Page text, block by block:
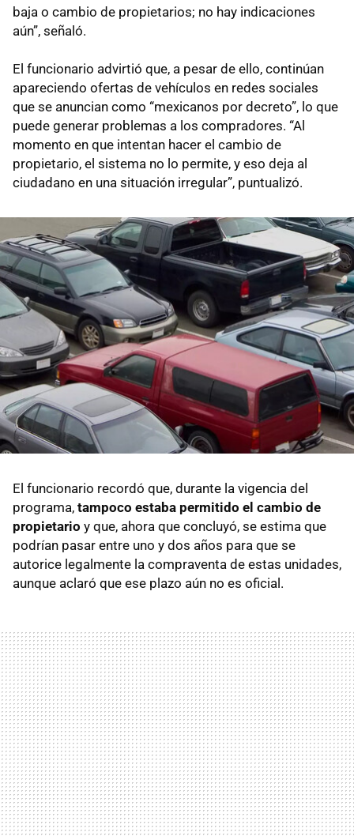
baja o cambio de propietarios; no hay indicaciones
aún”, señaló.
El funcionario advirtió que, a pesar de ello, continúan
apareciendo ofertas de vehículos en redes sociales
que se anuncian como “mexicanos por decreto”, lo que
puede generar problemas a los compradores. “Al
momento en que intentan hacer el cambio de
propietario, el sistema no lo permite, y eso deja al
ciudadano en una situación irregular”, puntualizó.
El funcionario recordó que, durante la vigencia del
programa, tampoco estaba permitido el cambio de
propietario y que, ahora que concluyó, se estima que
podrían pasar entre uno y dos años para que se
autorice legalmente la compraventa de estas unidades,
aunque aclaró que ese plazo aún no es oficial.